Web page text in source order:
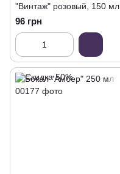
"Винтаж" розовый, 150 мл
96 грн